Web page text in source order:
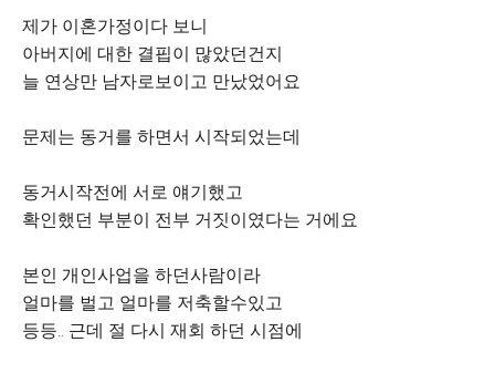
제가 이혼가정이다 보니
아버지에 대한 결핍이 많았던건지
늘 연상만 남자로보이고 만났었어요
문제는 동거를 하면서 시작되었는데
동거시작전에 서로 얘기했고
확인했던 부분이 전부 거짓이였다는 거에요
본인 개인사업을 하던사람이라
얼마를 벌고 얼마를 저축할수있고
등등.. 근데 절 다시 재회 하던 시점에